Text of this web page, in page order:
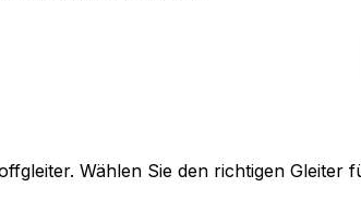
Wählen Sie den richtigen Gleiter